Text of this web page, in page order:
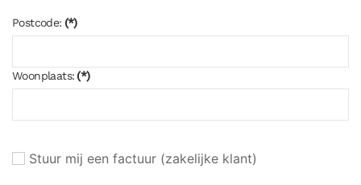
Postcode: (*)
Woonplaats: (*)
Stuur mij een factuur (zakelijke klant)